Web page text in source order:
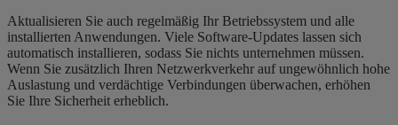
Aktualisieren Sie auch regelmäßig Ihr Betriebssystem und alle
installierten Anwendungen. Viele Software-Updates lassen sich
automatisch installieren, sodass Sie nichts unternehmen müssen.
Wenn Sie zusätzlich Ihren Netzwerkverkehr auf ungewöhnlich hohe
Auslastung und verdächtige Verbindungen überwachen, erhöhen
Sie Ihre Sicherheit erheblich.